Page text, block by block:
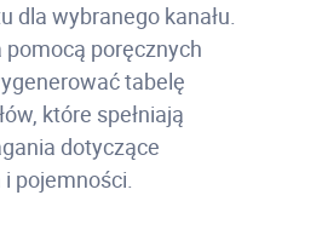
dla wybranego kanału.
poręcznych
tabelę
które spełniają
dotyczące
pojemności.